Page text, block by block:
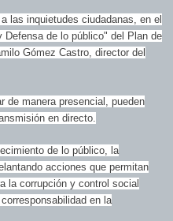
las inquietudes ciudadanas, en el
de lo público" del Plan de
Gómez Castro, director del
de manera presencial, pueden
en directo.
de lo público, la
acciones que permitan
la corrupción y control social
en la